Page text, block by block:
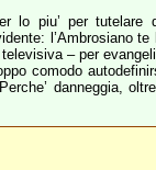
lo piu’ per
l’Ambrosiano
– per
comodo
danneggia,